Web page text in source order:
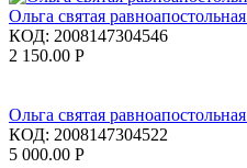
Ольга святая
КОД: 2008147304546
2 150.00 Р
Ольга святая
КОД: 2008147304522
5 000.00 Р